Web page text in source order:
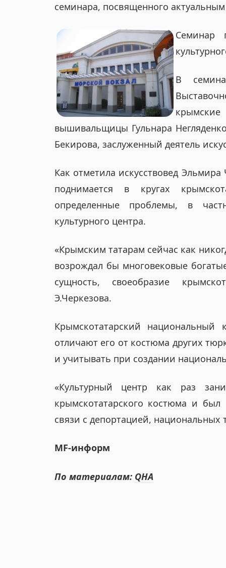
g
a
t
i
o
семинара, посвященного
Семинар
В
вышивальщицы Гульнара
Бекирова, заслуженный деятель
Как отметила искусствовед
поднимается в кругах
определенные проблемы, в
культурного центра.
«Крымским татарам сейчас как
возрождал бы многовековые
сущность, своеобразие
Э.Черкезова.
Крымскотатарский
отличают его от костюма других
и учитывать при создании
«Культурный центр как раз
крымскотатарского костюма и
связи с депортацией,
МF-информ
По материалам: QHA